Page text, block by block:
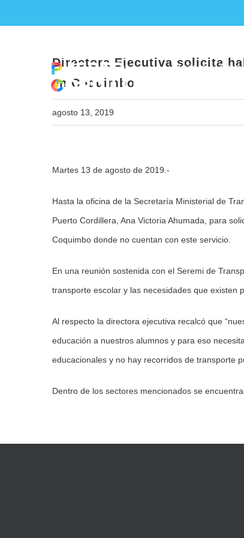
to
Inicio
Directora Ejecutiva
Directora Ejecutiva solicita
en Coquimbo
agosto 13, 2019
Larger
Martes 13 de agosto de 2019.-
Hasta la oficina de la Secretaría Ministerial de
Puerto Cordillera, Ana Victoria Ahumada, para
Coquimbo donde no cuentan con este servicio.
En una reunión sostenida con el Seremi de
transporte escolar y las necesidades que existen
Al respecto la directora ejecutiva recalcó que
educación a nuestros alumnos y para eso
educacionales y no hay recorridos de transporte
Dentro de los sectores mencionados se